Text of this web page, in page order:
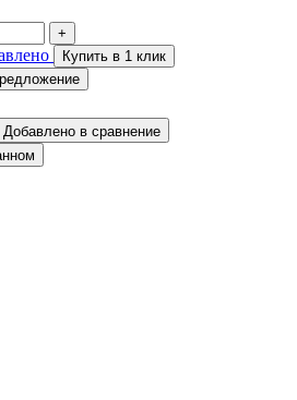
+
Купить в 1 клик
Добавлено в сравнение